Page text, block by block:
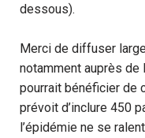
dessous).
Merci de diffuser
notamment auprès
pourrait bénéficier de
prévoit d’inclure 450
l’épidémie ne se